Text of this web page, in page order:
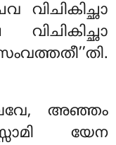
അഞ്ഞം
യേന